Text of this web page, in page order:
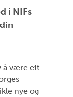
i NIFs
å være ett
nye og